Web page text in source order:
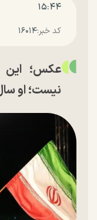
۱۵:۴۴
کد خبر:۱۶۰۱۴
عکس؛ این
نیست؛ او سال ۹۶ هم در ایران بوده